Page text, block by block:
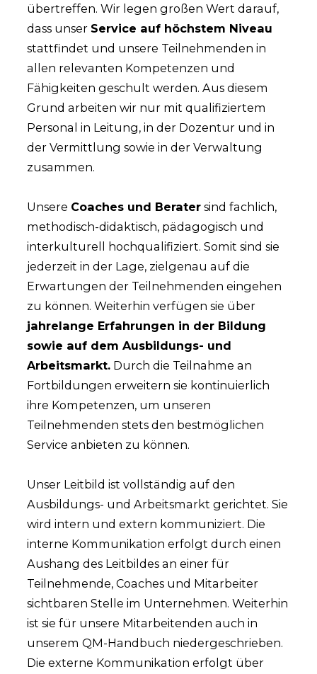
übertreffen. Wir legen großen Wert darauf,
dass unser Service auf höchstem Niveau
stattfindet und unsere Teilnehmenden in
allen relevanten Kompetenzen und
Fähigkeiten geschult werden. Aus diesem
Grund arbeiten wir nur mit qualifiziertem
Personal in Leitung, in der Dozentur und in
der Vermittlung sowie in der Verwaltung
zusammen.
Unsere Coaches und Beratersind fachlich,
methodisch-didaktisch, pädagogisch und
interkulturell hochqualifiziert. Somit sind sie
jederzeit in der Lage, zielgenau auf die
Erwartungen der Teilnehmenden eingehen
zu können. Weiterhin verfügen sie über
jahrelange Erfahrungen in der Bildung
sowie auf dem Ausbildungs- und
Arbeitsmarkt.Durch die Teilnahme an
Fortbildungen erweitern sie kontinuierlich
ihre Kompetenzen, um unseren
Teilnehmenden stets den bestmöglichen
Service anbieten zu können.
Unser Leitbild ist vollständig auf den
Ausbildungs- und Arbeitsmarkt gerichtet. Sie
wird intern und extern kommuniziert. Die
interne Kommunikation erfolgt durch einen
Aushang des Leitbildes an einer für
Teilnehmende, Coaches und Mitarbeiter
sichtbaren Stelle im Unternehmen. Weiterhin
ist sie für unsere Mitarbeitenden auch in
unserem QM-Handbuch niedergeschrieben.
Die externe Kommunikation erfolgt über